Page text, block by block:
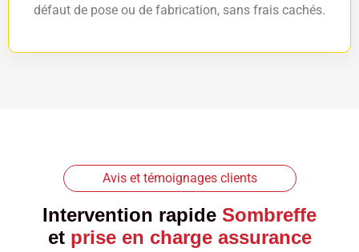
défaut de pose ou de fabrication, sans frais cachés.
Avis et témoignages clients
Intervention rapide Sombreffe
et prise en charge assurance